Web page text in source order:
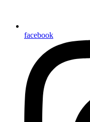
facebook